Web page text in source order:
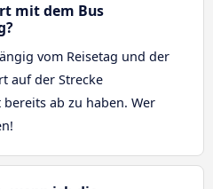
mit dem Bus
vom Reisetag und der
auf der Strecke
ab zu haben. Wer